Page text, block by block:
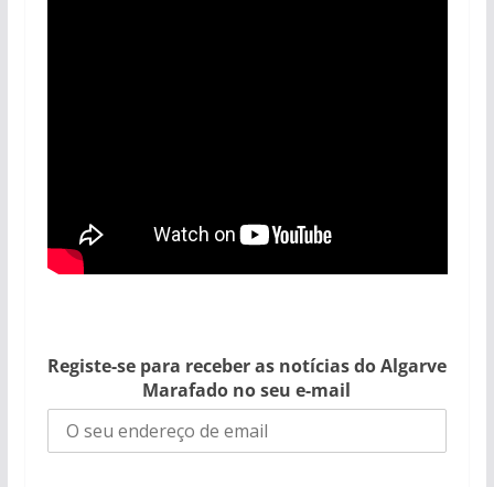
Registe-se para receber as notícias do Algarve
Marafado no seu e-mail